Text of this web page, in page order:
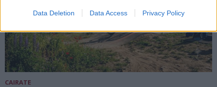
Data Deletion Data Access Privacy Policy
CAIRATE